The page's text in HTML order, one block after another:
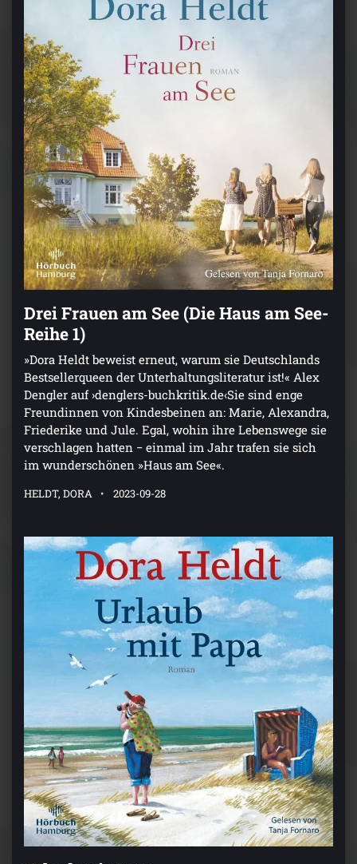
Drei Frauen am See (Die Haus am See-
Reihe 1)
»Dora Heldt beweist erneut, warum sie Deutschlands
Bestsellerqueen der Unterhaltungsliteratur ist!« Alex
Dengler auf ›denglers-buchkritik.de‹Sie sind enge
Freundinnen von Kindesbeinen an: Marie, Alexandra,
Friederike und Jule. Egal, wohin ihre Lebenswege sie
verschlagen hatten − einmal im Jahr trafen sie sich
im wunderschönen »Haus am See«.
HELDT, DORA 2023-09-28